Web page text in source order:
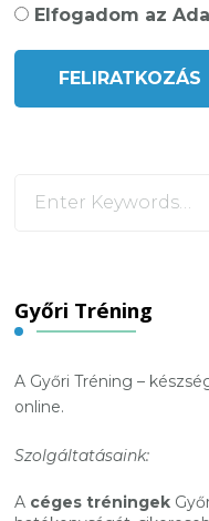
Elfogadom az
Győri Tréning
A Győri Tréning –
online.
Szolgáltatásaink:
A céges tréningek